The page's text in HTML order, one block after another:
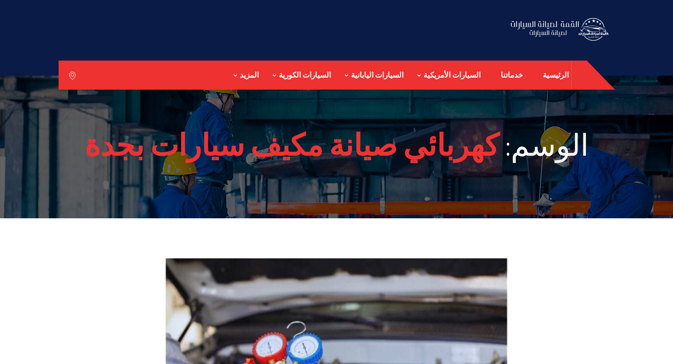
الرئيسية خدماتنا السيارات الأمريكية السيارات اليابانية السيارات الكورية المزيد
الوسم:كهربائي صيانة مكيف سيارات بجدة